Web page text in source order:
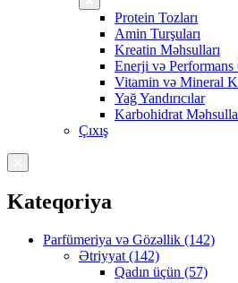
Protein Tozları
Amin Turşuları
Kreatin Məhsulları
Enerji və
Vitamin və Mineral
Yağ Yandırıcılar
Karbohidrat
Çıxış
Kateqoriya
Parfümeriya və Gözəllik (142)
Ətriyyat (142)
Qadın üçün (57)